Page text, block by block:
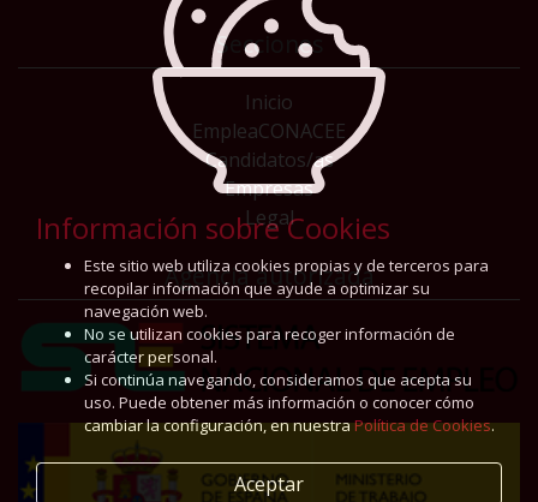
Secciones
Inicio
EmpleaCONACEE
Candidatos/as
Empresas
Legal
Agencia autorizada
Información sobre Cookies
Este sitio web utiliza cookies propias y de terceros para
recopilar información que ayude a optimizar su
navegación web.
No se utilizan cookies para recoger información de
carácter personal.
Si continúa navegando, consideramos que acepta su
uso. Puede obtener más información o conocer cómo
cambiar la configuración, en nuestraPolítica de Cookies.
Aceptar